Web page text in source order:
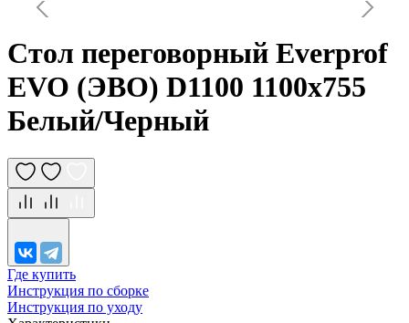
Стол переговорный Everprof
EVO (ЭВО) D1100 1100x755
Белый/Черный
Где купить
Инструкция по сборке
Инструкция по уходу